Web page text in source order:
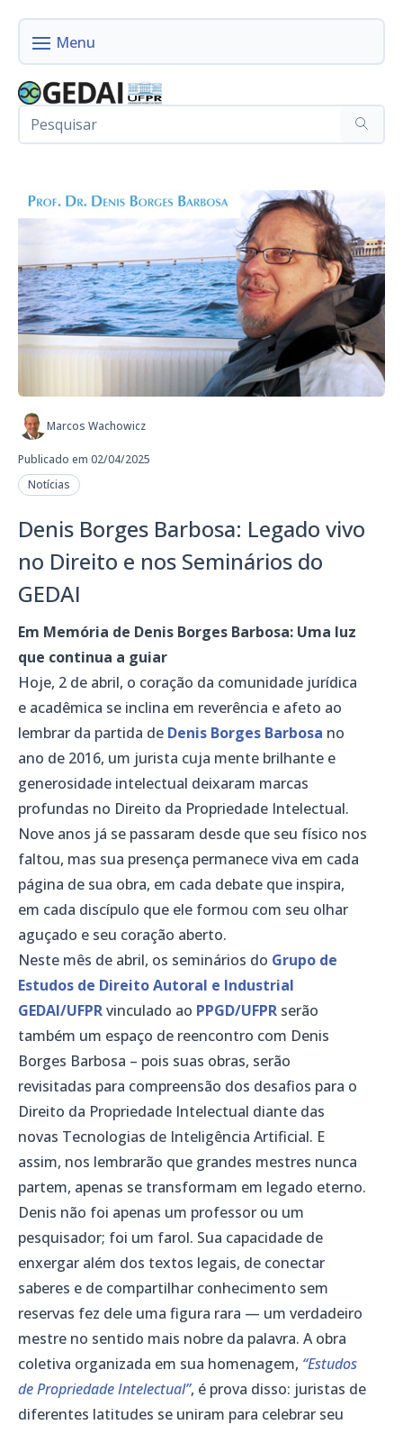
Marcos Wachowicz
Publicado em 02/04/2025
Notícias
Denis Borges Barbosa: Legado vivo
no Direito e nos Seminários do
GEDAI
Em Memória de Denis Borges Barbosa: Uma luz
que continua a guiar
Hoje, 2 de abril, o coração da comunidade jurídica
e acadêmica se inclina em reverência e afeto ao
lembrar da partida de Denis Borges Barbosa no
ano de 2016, um jurista cuja mente brilhante e
generosidade intelectual deixaram marcas
profundas no Direito da Propriedade Intelectual.
Nove anos já se passaram desde que seu físico nos
faltou, mas sua presença permanece viva em cada
página de sua obra, em cada debate que inspira,
em cada discípulo que ele formou com seu olhar
aguçado e seu coração aberto.
Neste mês de abril, os seminários do Grupo de
Estudos de Direito Autoral e Industrial
GEDAI/UFPRvinculado ao PPGD/UFPR serão
também um espaço de reencontro com Denis
Borges Barbosa – pois suas obras, serão
revisitadas para compreensão dos desafios para o
Direito da Propriedade Intelectual diante das
novas Tecnologias de Inteligência Artificial. E
assim, nos lembrarão que grandes mestres nunca
partem, apenas se transformam em legado eterno.
Denis não foi apenas um professor ou um
pesquisador; foi um farol. Sua capacidade de
enxergar além dos textos legais, de conectar
saberes e de compartilhar conhecimento sem
reservas fez dele uma figura rara — um verdadeiro
mestre no sentido mais nobre da palavra. A obra
coletiva organizada em sua homenagem, “Estudos
de Propriedade Intelectual”, é prova disso: juristas de
diferentes latitudes se uniram para celebrar seu